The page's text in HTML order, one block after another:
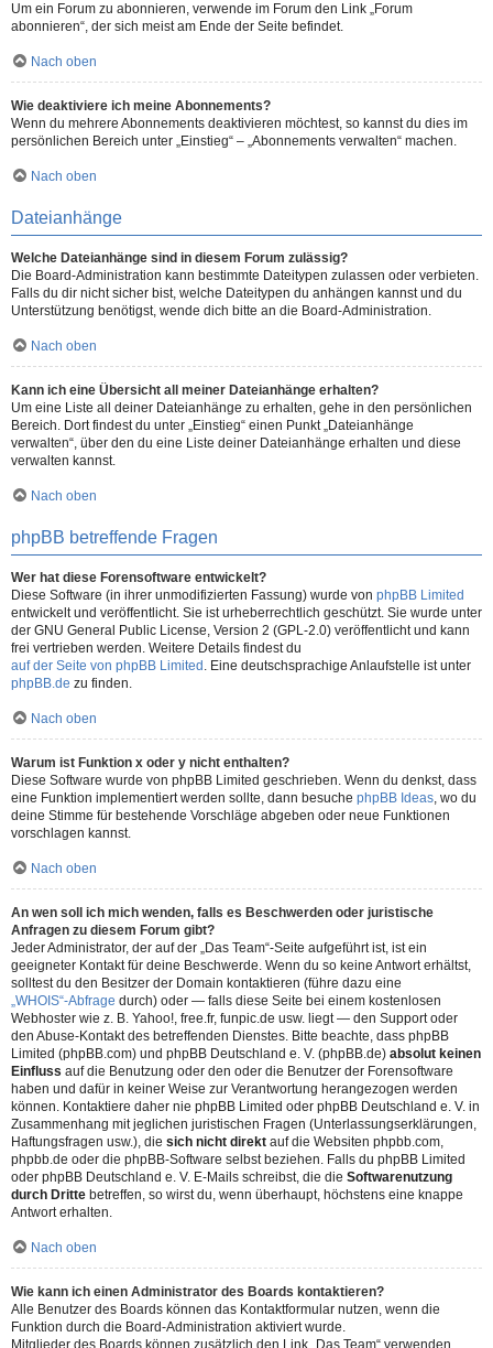
Um ein Forum zu abonnieren, verwende im Forum den Link „Forum
abonnieren“, der sich meist am Ende der Seite befindet.
Nach oben
Wie deaktiviere ich meine Abonnements?
Wenn du mehrere Abonnements deaktivieren möchtest, so kannst du dies im
persönlichen Bereich unter „Einstieg“ – „Abonnements verwalten“ machen.
Nach oben
Dateianhänge
Welche Dateianhänge sind in diesem Forum zulässig?
Die Board-Administration kann bestimmte Dateitypen zulassen oder verbieten.
Falls du dir nicht sicher bist, welche Dateitypen du anhängen kannst und du
Unterstützung benötigst, wende dich bitte an die Board-Administration.
Nach oben
Kann ich eine Übersicht all meiner Dateianhänge erhalten?
Um eine Liste all deiner Dateianhänge zu erhalten, gehe in den persönlichen
Bereich. Dort findest du unter „Einstieg“ einen Punkt „Dateianhänge
verwalten“, über den du eine Liste deiner Dateianhänge erhalten und diese
verwalten kannst.
Nach oben
phpBB betreffende Fragen
Wer hat diese Forensoftware entwickelt?
Diese Software (in ihrer unmodifizierten Fassung) wurde von phpBB Limited
entwickelt und veröffentlicht. Sie ist urheberrechtlich geschützt. Sie wurde unter
der GNU General Public License, Version 2 (GPL-2.0) veröffentlicht und kann
frei vertrieben werden. Weitere Details findest du
auf der Seite von phpBB Limited . Eine deutschsprachige Anlaufstelle ist unter
phpBB.de zu finden.
Nach oben
Warum ist Funktion x oder y nicht enthalten?
Diese Software wurde von phpBB Limited geschrieben. Wenn du denkst, dass
eine Funktion implementiert werden sollte, dann besuche phpBB Ideas, wo du
deine Stimme für bestehende Vorschläge abgeben oder neue Funktionen
vorschlagen kannst.
Nach oben
An wen soll ich mich wenden, falls es Beschwerden oder juristische
Anfragen zu diesem Forum gibt?
Jeder Administrator, der auf der „Das Team“-Seite aufgeführt ist, ist ein
geeigneter Kontakt für deine Beschwerde. Wenn du so keine Antwort erhältst,
solltest du den Besitzer der Domain kontaktieren (führe dazu eine
„WHOIS“-Abfrage durch) oder — falls diese Seite bei einem kostenlosen
Webhoster wie z. B. Yahoo!, free.fr, funpic.de usw. liegt — den Support oder
den Abuse-Kontakt des betreffenden Dienstes. Bitte beachte, dass phpBB
Limited (phpBB.com) und phpBB Deutschland e. V. (phpBB.de) absolut keinen
Einfluss auf die Benutzung oder den oder die Benutzer der Forensoftware
haben und dafür in keiner Weise zur Verantwortung herangezogen werden
können. Kontaktiere daher nie phpBB Limited oder phpBB Deutschland e. V. in
Zusammenhang mit jeglichen juristischen Fragen (Unterlassungserklärungen,
Haftungsfragen usw.), die sich nicht direkt auf die Websiten phpbb.com,
phpbb.de oder die phpBB-Software selbst beziehen. Falls du phpBB Limited
oder phpBB Deutschland e. V. E-Mails schreibst, die die Softwarenutzung
durch Dritte betreffen, so wirst du, wenn überhaupt, höchstens eine knappe
Antwort erhalten.
Nach oben
Wie kann ich einen Administrator des Boards kontaktieren?
Alle Benutzer des Boards können das Kontaktformular nutzen, wenn die
Funktion durch die Board-Administration aktiviert wurde.
Mitglieder des Boards können zusätzlich den Link „Das Team“ verwenden.